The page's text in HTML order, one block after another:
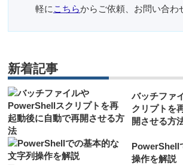
軽に こちらからご依頼、お問い合わ
新着記事
バッチファ
クリプトを
開させる方
PowerShell
操作を解説